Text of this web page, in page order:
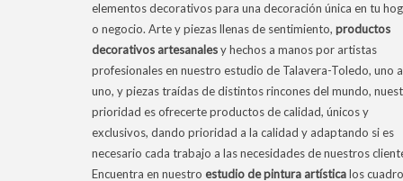
elementos decorativos para una decoración única en tu
o negocio. Arte y piezas llenas de sentimiento, productos
decorativos artesanalesy hechos a manos por artistas
profesionales en nuestro estudio de Talavera-Toledo, uno a
uno, y piezas traídas de distintos rincones del mundo,
prioridad es ofrecerte productos de calidad, únicos y
exclusivos, dando prioridad a la calidad y adaptando si es
necesario cada trabajo a las necesidades de nuestros
Encuentra en nuestro estudio de pintura artísticalos